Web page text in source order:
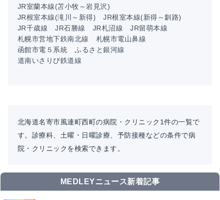
JR室蘭本線(苫小牧～岩見沢)
JR根室本線(滝川～新得)
JR根室本線(新得～釧路)
JR千歳線
JR石勝線 JR札沼線
JR留萌本線
札幌市営地下鉄南北線
札幌市電山鼻線
函館市電５系統
ふるさと銀河線
道南いさりび鉄道線
北海道名寄市風連町西町の病院・クリニック1件の一覧で
す。診療科、土曜・日曜診療、予防接種などの条件で病
院・クリニックを検索できます。
MEDLEYニュース新着記事